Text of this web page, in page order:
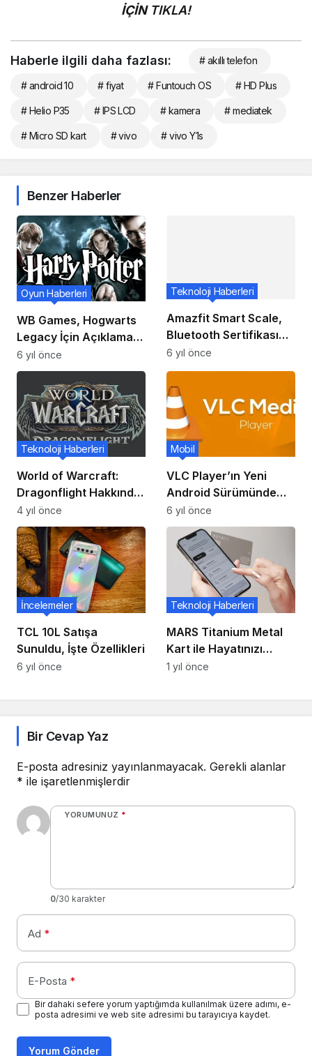
İÇİN TIKLA!
Haberle ilgili daha fazlası: # akıllı telefon
# android 10 # fiyat # Funtouch OS # HD Plus
# Helio P35 # IPS LCD # kamera # mediatek
# Micro SD kart # vivo # vivo Y1s
Benzer Haberler
WB Games, Hogwarts
Legacy İçin Açıklama
Yaptı!
Oyun Haberleri
6 yıl önce
Amazfit Smart Scale,
Bluetooth Sertifikası
Alıyor
Teknoloji Haberleri
6 yıl önce
World of Warcraft:
Dragonflight Hakkında
Bilmeniz Gereken 5 Şey
Teknoloji Haberleri
4 yıl önce
VLC Player’ın Yeni
Android Sürümünde
Uygulamaya
Navigasyon Çubuğu
Getirdi
Mobil
6 yıl önce
TCL 10L Satışa
Sunuldu, İşte Özellikleri
İncelemeler
6 yıl önce
MARS Titanium Metal
Kart ile Hayatınızı
Güzelleştirin
Teknoloji Haberleri
1 yıl önce
Bir Cevap Yaz
E-posta adresiniz yayınlanmayacak. Gerekli alanlar
* ile işaretlenmişlerdir
YORUMUNUZ *
0/30 karakter
Ad *
E-Posta *
Bir dahaki sefere yorum yaptığımda kullanılmak üzere adımı, e-
posta adresimi ve web site adresimi bu tarayıcıya kaydet.
Yorum Gönder